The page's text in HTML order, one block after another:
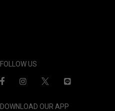
FOLLOW US
DOWNLOAD OUR APP